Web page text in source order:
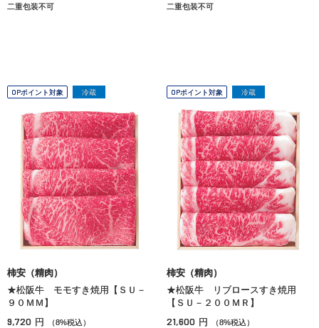
二重包装不可 二重包装不可
OPポイント対象 冷蔵
柿安（精肉）
★松阪牛 モモすき焼用【ＳＵ－
９０ＭＭ】
9,720 円 （8%税込）
OPポイント対象 冷蔵
柿安（精肉）
★松阪牛 リブロースすき焼用
【ＳＵ－２００ＭＲ】
21,600 円 （8%税込）